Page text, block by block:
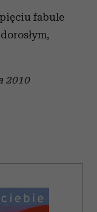
fabule
2010